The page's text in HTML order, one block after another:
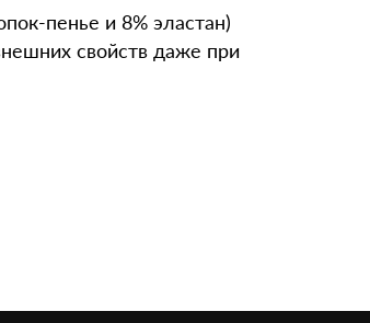
пенье и 8% эластан)
свойств даже при